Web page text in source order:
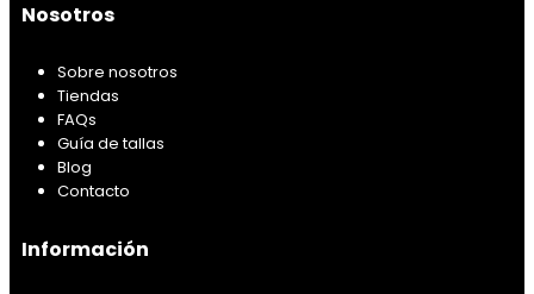
Nosotros
Sobre nosotros
Tiendas
FAQs
Guía de tallas
Blog
Contacto
Información